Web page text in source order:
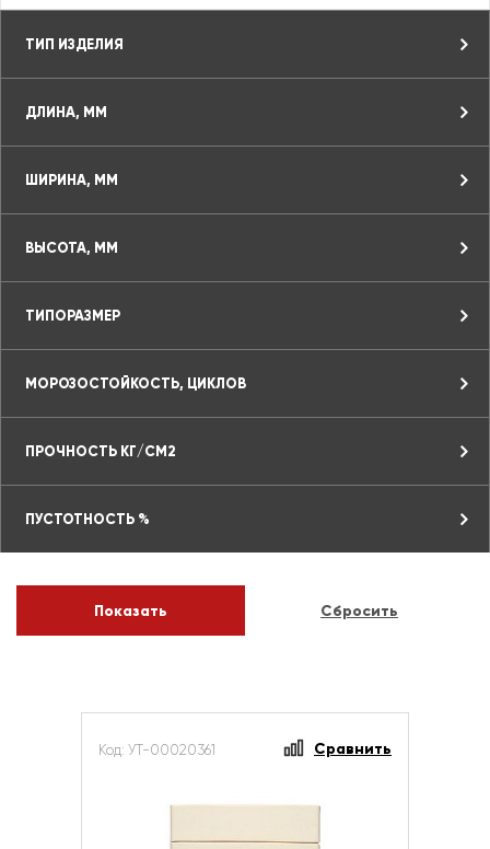
ТИП ИЗДЕЛИЯ
ДЛИНА, ММ
ШИРИНА, ММ
ВЫСОТА, ММ
ТИПОРАЗМЕР
МОРОЗОСТОЙКОСТЬ, ЦИКЛОВ
ПРОЧНОСТЬ КГ/СМ2
ПУСТОТНОСТЬ %
Код: УТ-00020361 Сравнить